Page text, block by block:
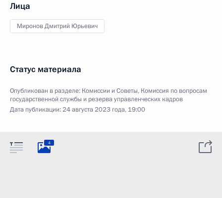
Лица
Миронов Дмитрий Юрьевич
Статус материала
Опубликован в разделе: Комиссии и Советы, Комиссия по вопросам
государственной службы и резерва управленческих кадров
Дата публикации:24 августа 2023 года, 19:00
4